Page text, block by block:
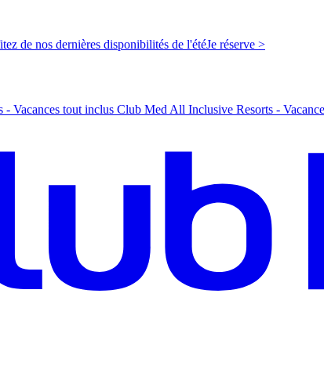
de nos dernières disponibilités de l'étéJe réserve >
Vacances tout inclus Club Med All Inclusive Resorts -